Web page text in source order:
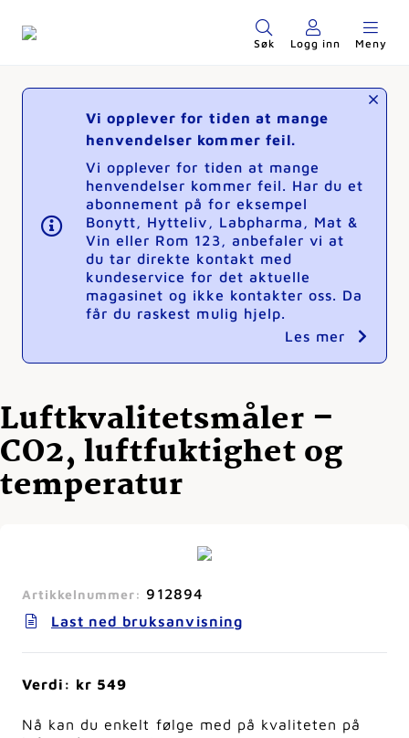
Søk Logg inn Meny
Vi opplever for tiden at mange
henvendelser kommer feil.
Vi opplever for tiden at mange
henvendelser kommer feil. Har du et
abonnement på for eksempel
Bonytt, Hytteliv, Labpharma, Mat &
Vin eller Rom 123, anbefaler vi at
du tar direkte kontakt med
kundeservice for det aktuelle
magasinet og ikke kontakter oss. Da
får du raskest mulig hjelp.
Les mer
Luftkvalitetsmåler –
CO2, luftfuktighet og
temperatur
Artikkelnummer: 912894
Last ned bruksanvisning
Verdi: kr 549
Nå kan du enkelt følge med på kvaliteten på